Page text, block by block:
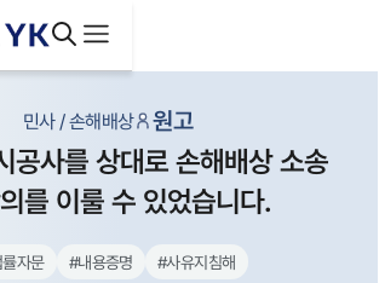
민사 / 손해배상 원고
공사를 상대로 손해배상 소송
를 이룰 수 있었습니다.
자문 #내용증명 #사유지침해